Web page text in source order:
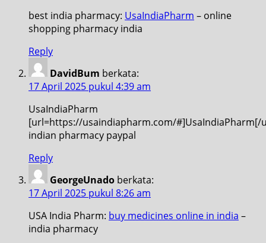
best india pharmacy: UsaIndiaPharm – online
shopping pharmacy india
Reply
DavidBum berkata:
17 April 2025 pukul 4:39 am
UsaIndiaPharm
[url=https://usaindiapharm.com/#]UsaIndiaPharm[/
indian pharmacy paypal
Reply
GeorgeUnado berkata:
17 April 2025 pukul 8:26 am
USA India Pharm: buy medicines online in india –
india pharmacy